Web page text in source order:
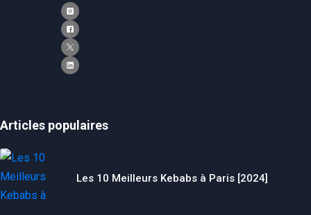
Articles populaires
Les 10 Meilleurs Kebabs à Paris [2024]